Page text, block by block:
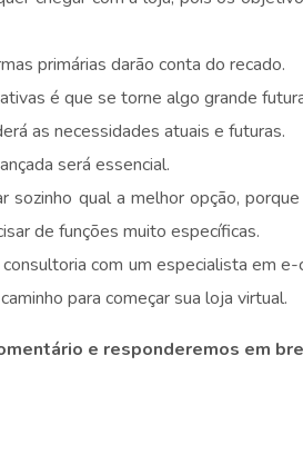
primárias darão conta do recado.
é que se torne algo grande
as necessidades atuais e futuras.
será essencial.
sozinho qual a melhor opção,
de funções muito específicas.
com um especialista em
para começar sua loja virtual.
e responderemos em